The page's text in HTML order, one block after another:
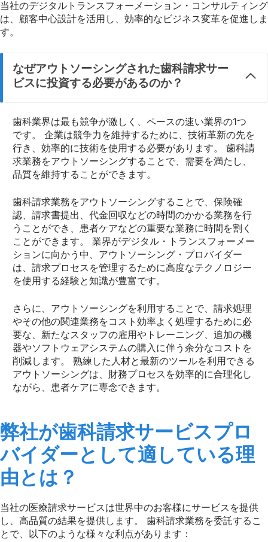
当社のデジタルトランスフォーメーション・コンサルティング
は、顧客中心設計を活用し、効率的なビジネス変革を促進しま
す。
なぜアウトソーシングされた歯科請求サー
ビスに投資する必要があるのか？
歯科業界は最も競争が激しく、ペースの速い業界の1つ
です。 企業は競争力を維持するために、技術革新の先を
行き、効率的に技術を使用する必要があります。 歯科請
求業務をアウトソーシングすることで、需要を満たし、
品質を維持することができます。
歯科請求業務をアウトソーシングすることで、保険確
認、請求書提出、代金回収などの時間のかかる業務を行
うことができ、患者ケアなどの重要な業務に時間を割く
ことができます。 業界がデジタル・トランスフォーメー
ションに向かう中、アウトソーシング・プロバイダー
は、請求プロセスを管理するために高度なテクノロジー
を使用する経験と知識が豊富です。
さらに、アウトソーシングを利用することで、請求処理
やその他の関連業務をコスト効率よく処理するために必
要な、新たなスタッフの雇用やトレーニング、追加の機
器やソフトウェアシステムの購入に伴う余分なコストを
削減します。 熟練した人材と最新のツールを利用できる
アウトソーシングは、財務プロセスを効率的に合理化し
ながら、患者ケアに専念できます。
弊社が歯科請求サービスプロ
バイダーとして適している理
由とは？
当社の医療請求サービスは世界中のお客様にサービスを提供
し、高品質の結果を提供します。 歯科請求業務を委託するこ
とで、以下のような様々な利点があります：